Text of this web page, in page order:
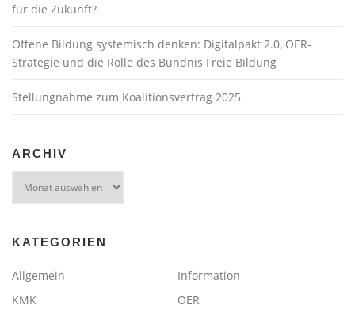
für die Zukunft?
Offene Bildung systemisch denken: Digitalpakt 2.0, OER-
Strategie und die Rolle des Bündnis Freie Bildung
Stellungnahme zum Koalitionsvertrag 2025
ARCHIV
KATEGORIEN
Allgemein
Information
KMK
OER